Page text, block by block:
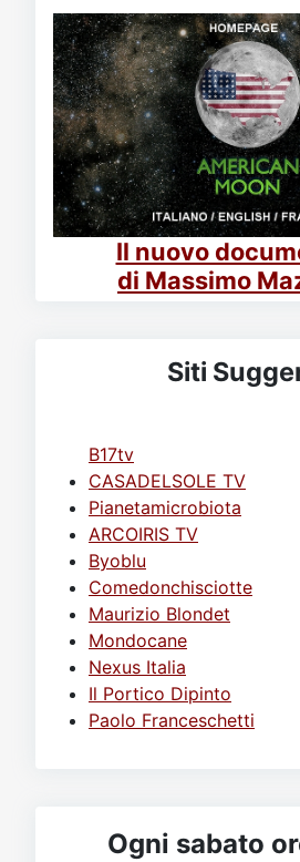
Il nuovo
di Massimo
Siti
B17tv
CASADELSOLE TV
Pianetamicrobiota
ARCOIRIS TV
Byoblu
Comedonchisciotte
Maurizio Blondet
Mondocane
Nexus Italia
Il Portico Dipinto
Paolo Franceschetti
Ogni sabato